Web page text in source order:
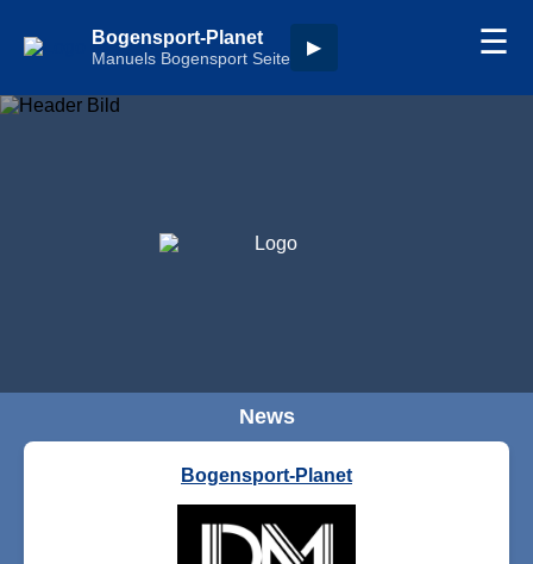
Bogensport-Planet
Manuels Bogensport Seite
▶ ☰
News
Bogensport-Planet